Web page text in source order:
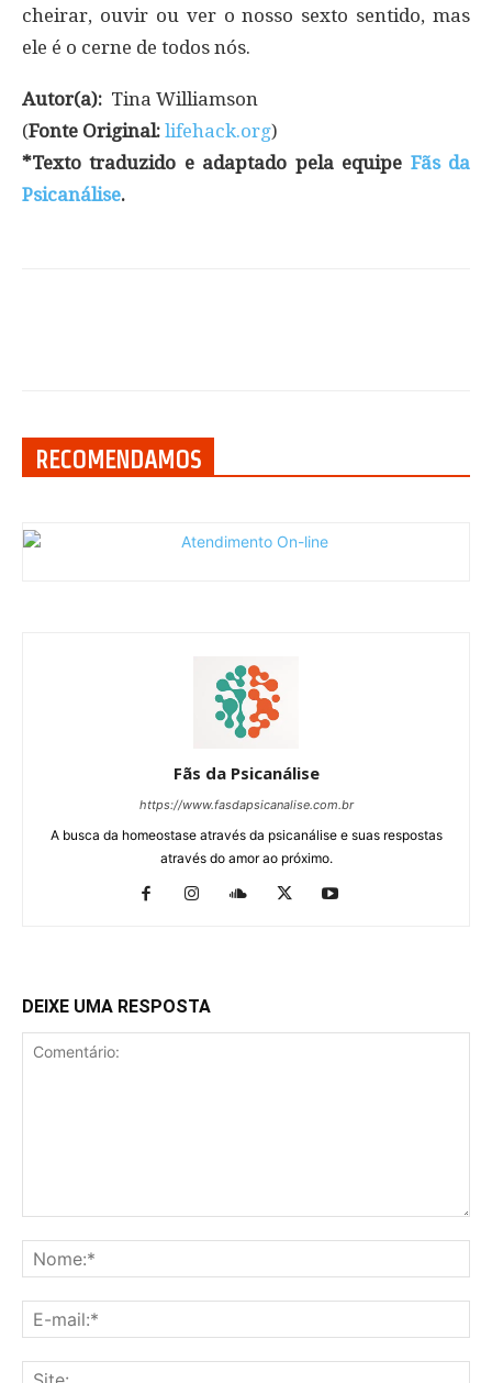
cheirar, ouvir ou ver o nosso sexto sentido, mas
ele é o cerne de todos nós.
Autor(a): Tina Williamson
(Fonte Original: lifehack.org)
*Texto traduzido e adaptado pela equipe Fãs da
Psicanálise.
RECOMENDAMOS
Fãs da Psicanálise
https://www.fasdapsicanalise.com.br
A busca da homeostase através da psicanálise e suas respostas
através do amor ao próximo.
DEIXE UMA RESPOSTA